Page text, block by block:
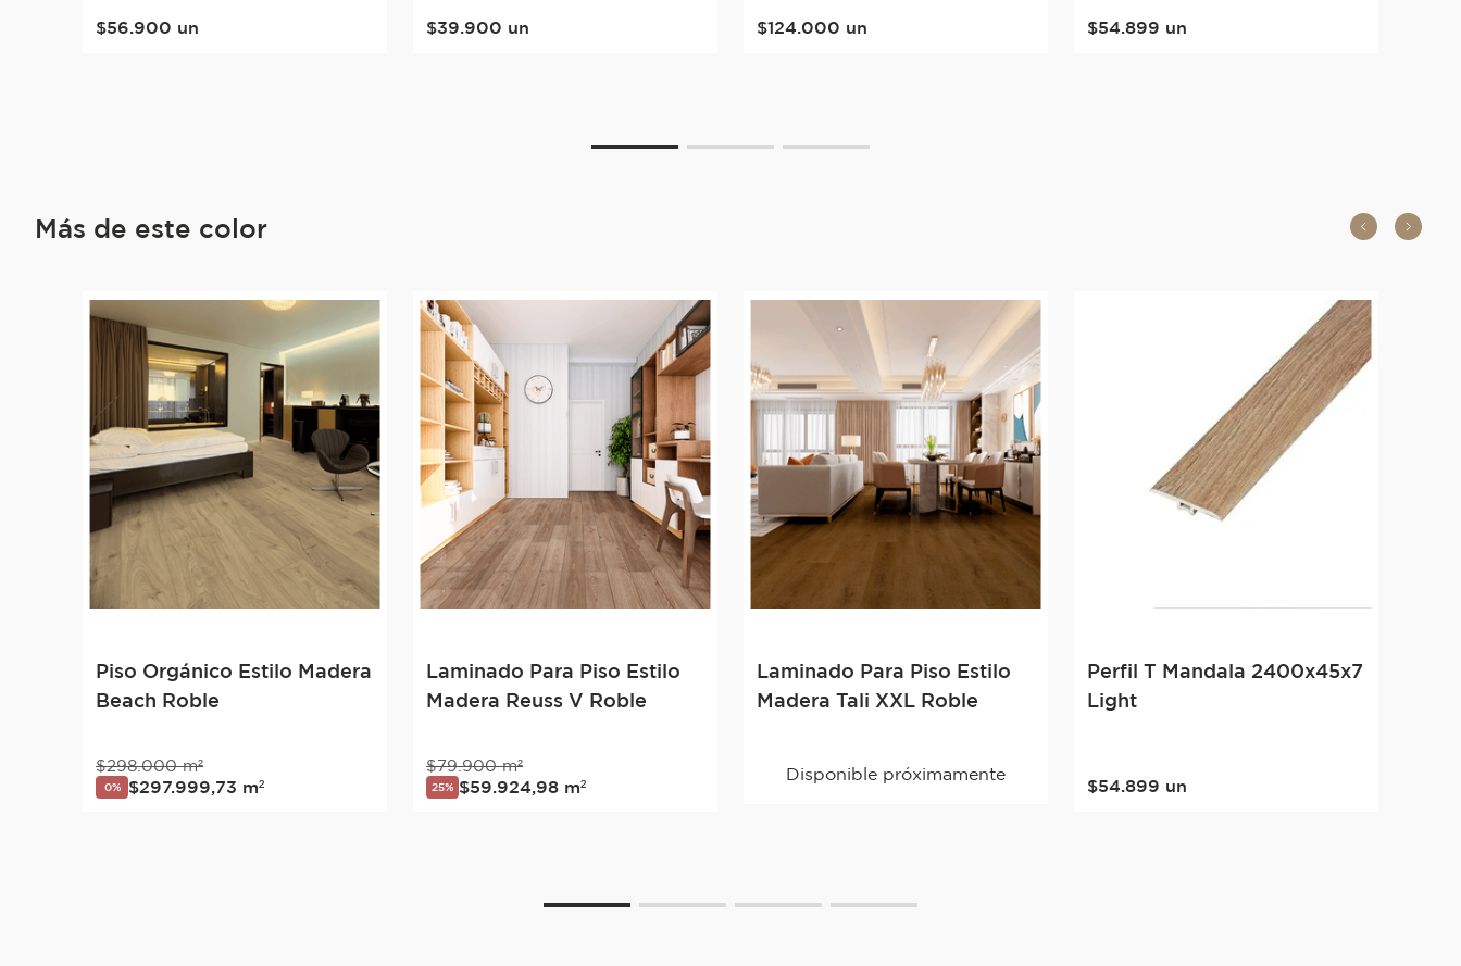
$56.900 un $39.900 un $124.000 un $54.899 un
Más de este color
Piso Orgánico Estilo Madera
Beach Roble
$298.000 m²
0% $297.999,73 m²
Laminado Para Piso Estilo
Madera Reuss V Roble
$79.900 m²
25% $59.924,98 m²
Laminado Para Piso Estilo
Madera Tali XXL Roble
Disponible próximamente
Perfil T Mandala 2400x45x7
Light
$54.899 un